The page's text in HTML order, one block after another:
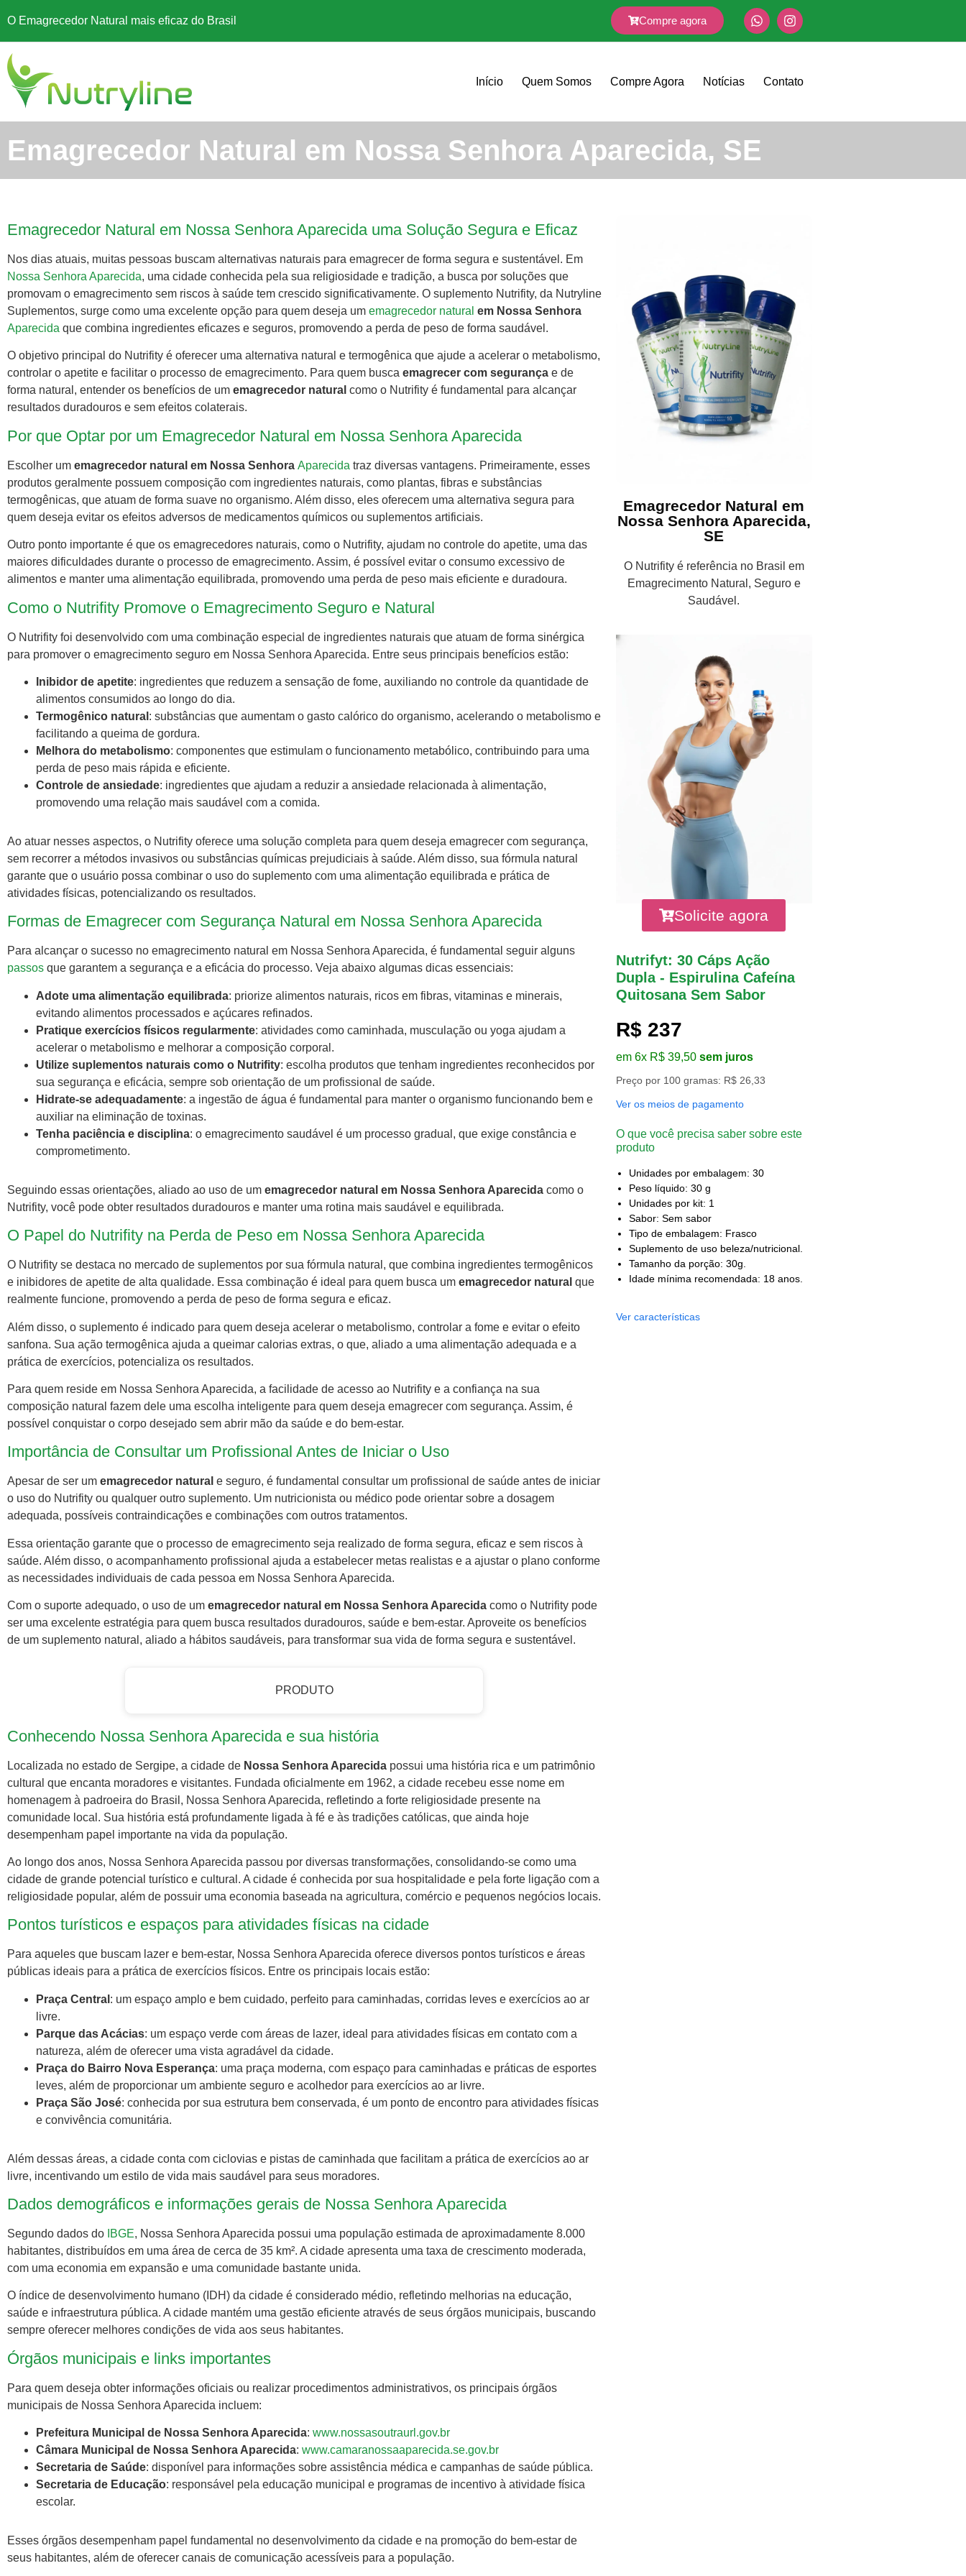
O Emagrecedor Natural mais eficaz do Brasil Compre agora
Início Quem Somos Compre Agora Notícias Contato
Emagrecedor Natural em Nossa Senhora Aparecida, SE
Emagrecedor Natural em Nossa Senhora Aparecida uma Solução Segura e Eficaz
Nos dias atuais, muitas pessoas buscam alternativas naturais para emagrecer de forma segura e sustentável. Em
Nossa Senhora Aparecida, uma cidade conhecida pela sua religiosidade e tradição, a busca por soluções que
promovam o emagrecimento sem riscos à saúde tem crescido significativamente. O suplemento Nutrifity, da Nutryline
Suplementos, surge como uma excelente opção para quem deseja um emagrecedor natural em Nossa Senhora
Aparecida que combina ingredientes eficazes e seguros, promovendo a perda de peso de forma saudável.
O objetivo principal do Nutrifity é oferecer uma alternativa natural e termogênica que ajude a acelerar o metabolismo,
controlar o apetite e facilitar o processo de emagrecimento. Para quem busca emagrecer com segurança e de
forma natural, entender os benefícios de um emagrecedor natural como o Nutrifity é fundamental para alcançar
resultados duradouros e sem efeitos colaterais.
Por que Optar por um Emagrecedor Natural em Nossa Senhora Aparecida
Escolher um emagrecedor natural em Nossa Senhora Aparecida traz diversas vantagens. Primeiramente, esses
produtos geralmente possuem composição com ingredientes naturais, como plantas, fibras e substâncias
termogênicas, que atuam de forma suave no organismo. Além disso, eles oferecem uma alternativa segura para
quem deseja evitar os efeitos adversos de medicamentos químicos ou suplementos artificiais.
Outro ponto importante é que os emagrecedores naturais, como o Nutrifity, ajudam no controle do apetite, uma das
maiores dificuldades durante o processo de emagrecimento. Assim, é possível evitar o consumo excessivo de
alimentos e manter uma alimentação equilibrada, promovendo uma perda de peso mais eficiente e duradoura.
Como o Nutrifity Promove o Emagrecimento Seguro e Natural
O Nutrifity foi desenvolvido com uma combinação especial de ingredientes naturais que atuam de forma sinérgica
para promover o emagrecimento seguro em Nossa Senhora Aparecida. Entre seus principais benefícios estão:
Inibidor de apetite: ingredientes que reduzem a sensação de fome, auxiliando no controle da quantidade de
alimentos consumidos ao longo do dia.
Termogênico natural : substâncias que aumentam o gasto calórico do organismo, acelerando o metabolismo e
facilitando a queima de gordura.
Melhora do metabolismo: componentes que estimulam o funcionamento metabólico, contribuindo para uma
perda de peso mais rápida e eficiente.
Controle de ansiedade: ingredientes que ajudam a reduzir a ansiedade relacionada à alimentação,
promovendo uma relação mais saudável com a comida.
Ao atuar nesses aspectos, o Nutrifity oferece uma solução completa para quem deseja emagrecer com segurança,
sem recorrer a métodos invasivos ou substâncias químicas prejudiciais à saúde. Além disso, sua fórmula natural
garante que o usuário possa combinar o uso do suplemento com uma alimentação equilibrada e prática de
atividades físicas, potencializando os resultados.
Formas de Emagrecer com Segurança Natural em Nossa Senhora Aparecida
Para alcançar o sucesso no emagrecimento natural em Nossa Senhora Aparecida, é fundamental seguir alguns
passos que garantem a segurança e a eficácia do processo. Veja abaixo algumas dicas essenciais:
Adote uma alimentação equilibrada: priorize alimentos naturais, ricos em fibras, vitaminas e minerais,
evitando alimentos processados e açúcares refinados.
Pratique exercícios físicos regularmente: atividades como caminhada, musculação ou yoga ajudam a
acelerar o metabolismo e melhorar a composição corporal.
Utilize suplementos naturais como o Nutrifity: escolha produtos que tenham ingredientes reconhecidos por
sua segurança e eficácia, sempre sob orientação de um profissional de saúde.
Hidrate-se adequadamente: a ingestão de água é fundamental para manter o organismo funcionando bem e
auxiliar na eliminação de toxinas.
Tenha paciência e disciplina: o emagrecimento saudável é um processo gradual, que exige constância e
comprometimento.
Seguindo essas orientações, aliado ao uso de um emagrecedor natural em Nossa Senhora Aparecida como o
Nutrifity, você pode obter resultados duradouros e manter uma rotina mais saudável e equilibrada.
O Papel do Nutrifity na Perda de Peso em Nossa Senhora Aparecida
O Nutrifity se destaca no mercado de suplementos por sua fórmula natural, que combina ingredientes termogênicos
e inibidores de apetite de alta qualidade. Essa combinação é ideal para quem busca um emagrecedor natural que
realmente funcione, promovendo a perda de peso de forma segura e eficaz.
Além disso, o suplemento é indicado para quem deseja acelerar o metabolismo, controlar a fome e evitar o efeito
sanfona. Sua ação termogênica ajuda a queimar calorias extras, o que, aliado a uma alimentação adequada e a
prática de exercícios, potencializa os resultados.
Para quem reside em Nossa Senhora Aparecida, a facilidade de acesso ao Nutrifity e a confiança na sua
composição natural fazem dele uma escolha inteligente para quem deseja emagrecer com segurança. Assim, é
possível conquistar o corpo desejado sem abrir mão da saúde e do bem-estar.
Importância de Consultar um Profissional Antes de Iniciar o Uso
Apesar de ser um emagrecedor natural e seguro, é fundamental consultar um profissional de saúde antes de iniciar
o uso do Nutrifity ou qualquer outro suplemento. Um nutricionista ou médico pode orientar sobre a dosagem
adequada, possíveis contraindicações e combinações com outros tratamentos.
Essa orientação garante que o processo de emagrecimento seja realizado de forma segura, eficaz e sem riscos à
saúde. Além disso, o acompanhamento profissional ajuda a estabelecer metas realistas e a ajustar o plano conforme
as necessidades individuais de cada pessoa em Nossa Senhora Aparecida.
Com o suporte adequado, o uso de um emagrecedor natural em Nossa Senhora Aparecida como o Nutrifity pode
ser uma excelente estratégia para quem busca resultados duradouros, saúde e bem-estar. Aproveite os benefícios
de um suplemento natural, aliado a hábitos saudáveis, para transformar sua vida de forma segura e sustentável.
PRODUTO
Conhecendo Nossa Senhora Aparecida e sua história
Localizada no estado de Sergipe, a cidade de Nossa Senhora Aparecida possui uma história rica e um patrimônio
cultural que encanta moradores e visitantes. Fundada oficialmente em 1962, a cidade recebeu esse nome em
homenagem à padroeira do Brasil, Nossa Senhora Aparecida, refletindo a forte religiosidade presente na
comunidade local. Sua história está profundamente ligada à fé e às tradições católicas, que ainda hoje
desempenham papel importante na vida da população.
Ao longo dos anos, Nossa Senhora Aparecida passou por diversas transformações, consolidando-se como uma
cidade de grande potencial turístico e cultural. A cidade é conhecida por sua hospitalidade e pela forte ligação com a
religiosidade popular, além de possuir uma economia baseada na agricultura, comércio e pequenos negócios locais.
Pontos turísticos e espaços para atividades físicas na cidade
Para aqueles que buscam lazer e bem-estar, Nossa Senhora Aparecida oferece diversos pontos turísticos e áreas
públicas ideais para a prática de exercícios físicos. Entre os principais locais estão:
Praça Central : um espaço amplo e bem cuidado, perfeito para caminhadas, corridas leves e exercícios ao ar
livre.
Parque das Acácias: um espaço verde com áreas de lazer, ideal para atividades físicas em contato com a
natureza, além de oferecer uma vista agradável da cidade.
Praça do Bairro Nova Esperança: uma praça moderna, com espaço para caminhadas e práticas de esportes
leves, além de proporcionar um ambiente seguro e acolhedor para exercícios ao ar livre.
Praça São José: conhecida por sua estrutura bem conservada, é um ponto de encontro para atividades físicas
e convivência comunitária.
Além dessas áreas, a cidade conta com ciclovias e pistas de caminhada que facilitam a prática de exercícios ao ar
livre, incentivando um estilo de vida mais saudável para seus moradores.
Dados demográficos e informações gerais de Nossa Senhora Aparecida
Segundo dados do IBGE, Nossa Senhora Aparecida possui uma população estimada de aproximadamente 8.000
habitantes, distribuídos em uma área de cerca de 35 km². A cidade apresenta uma taxa de crescimento moderada,
com uma economia em expansão e uma comunidade bastante unida.
O índice de desenvolvimento humano (IDH) da cidade é considerado médio, refletindo melhorias na educação,
saúde e infraestrutura pública. A cidade mantém uma gestão eficiente através de seus órgãos municipais, buscando
sempre oferecer melhores condições de vida aos seus habitantes.
Órgãos municipais e links importantes
Para quem deseja obter informações oficiais ou realizar procedimentos administrativos, os principais órgãos
municipais de Nossa Senhora Aparecida incluem:
Prefeitura Municipal de Nossa Senhora Aparecida: www.nossasoutraurl.gov.br
Câmara Municipal de Nossa Senhora Aparecida: www.camaranossaaparecida.se.gov.br
Secretaria de Saúde: disponível para informações sobre assistência médica e campanhas de saúde pública.
Secretaria de Educação: responsável pela educação municipal e programas de incentivo à atividade física
escolar.
Esses órgãos desempenham papel fundamental no desenvolvimento da cidade e na promoção do bem-estar de
seus habitantes, além de oferecer canais de comunicação acessíveis para a população.
Emagrecedor Natural em
Nossa Senhora Aparecida,
SE
O Nutrifity é referência no Brasil em
Emagrecimento Natural, Seguro e
Saudável.
Solicite agora
Nutrifyt: 30 Cáps Ação
Dupla - Espirulina Cafeína
Quitosana Sem Sabor
R$ 237
em 6x R$ 39,50 sem juros
Preço por 100 gramas: R$ 26,33
Ver os meios de pagamento
O que você precisa saber sobre este
produto
Unidades por embalagem: 30
Peso líquido: 30 g
Unidades por kit: 1
Sabor: Sem sabor
Tipo de embalagem: Frasco
Suplemento de uso beleza/nutricional.
Tamanho da porção: 30g.
Idade mínima recomendada: 18 anos.
Ver características